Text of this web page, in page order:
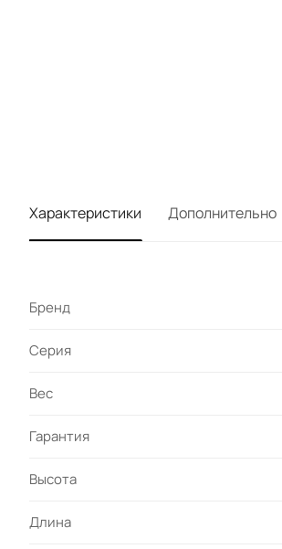
Характеристики Дополнительно
Бренд
Серия
Вес
Гарантия
Высота
Длина